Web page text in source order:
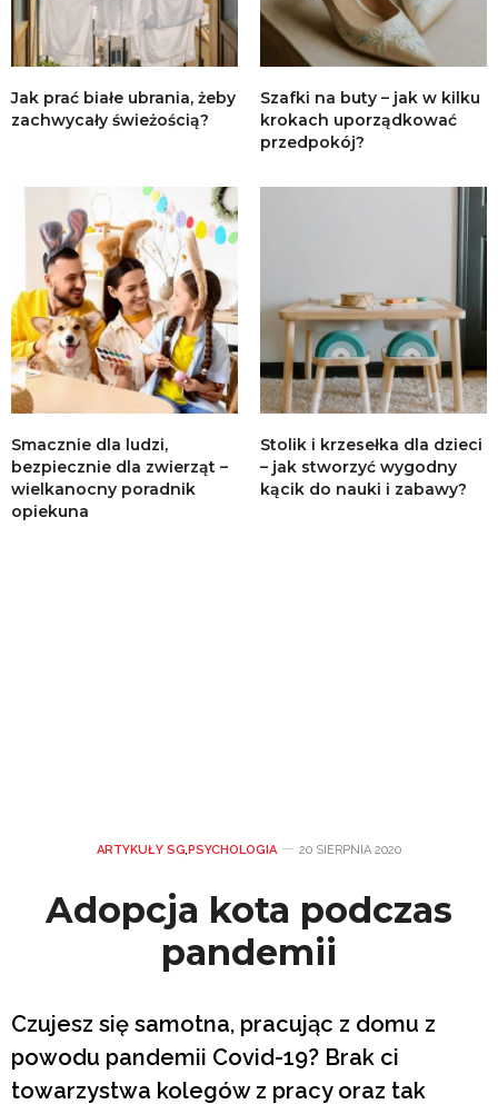
Jak prać białe ubrania, żeby
zachwycały świeżością?
Szafki na buty – jak w kilku
krokach uporządkować
przedpokój?
Smacznie dla ludzi,
bezpiecznie dla zwierząt –
wielkanocny poradnik
opiekuna
Stolik i krzesełka dla dzieci
– jak stworzyć wygodny
kącik do nauki i zabawy?
ARTYKUŁY SG,PSYCHOLOGIA 20 SIERPNIA 2020
Adopcja kota podczas
pandemii
Czujesz się samotna, pracując z domu z
powodu pandemii Covid-19? Brak ci
towarzystwa kolegów z pracy oraz tak